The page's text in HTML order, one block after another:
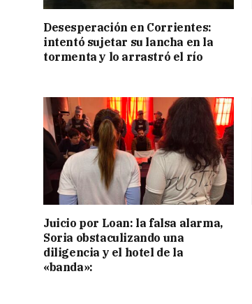
Desesperación en Corrientes:
intentó sujetar su lancha en la
tormenta y lo arrastró el río
Juicio por Loan: la falsa alarma,
Soria obstaculizando una
diligencia y el hotel de la
«banda»: